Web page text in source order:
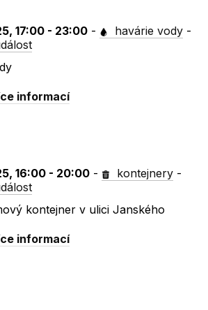
17:00 - 23:00 - havárie vody -
informací
16:00 - 20:00 - kontejnery -
kontejner v ulici Janského
informací